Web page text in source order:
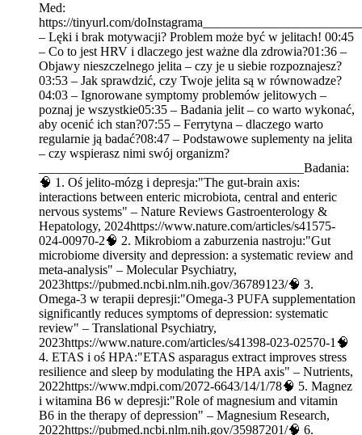
Med:
https://tinyurl.com/
– Lęki i brak motywacji? Problem może być w jelitach! 00:45
– Co to jest HRV i dlaczego jest ważne dla zdrowia?01:36 –
Objawy nieszczelnego jelita – czy je u siebie rozpoznajesz?
03:53 – Jak sprawdzić, czy Twoje jelita są w równowadze?
04:03 – Ignorowane symptomy problemów jelitowych –
poznaj je wszystkie05:35 – Badania jelit – co warto wykonać,
aby ocenić ich stan?07:55 – Ferrytyna – dlaczego warto
regularnie ją badać?08:47 – Podstawowe suplementy na jelita
– czy wspierasz nimi swój organizm?
_________________________________________Badania:
🧠 1. Oś jelito-mózg i depresja:"The gut-brain axis:
interactions between enteric microbiota, central and enteric
nervous systems" – Nature Reviews Gastroenterology &
Hepatology, 2024https://www.nature.com/articles/s41575-
024-00970-2🧠 2. Mikrobiom a zaburzenia nastroju:"Gut
microbiome diversity and depression: a systematic review and
meta-analysis" – Molecular Psychiatry,
2023https://pubmed.ncbi.nlm.nih.gov/36789123/🧠 3.
Omega-3 w terapii depresji:"Omega-3 PUFA supplementation
significantly reduces symptoms of depression: systematic
review" – Translational Psychiatry,
2023https://www.nature.com/articles/s41398-023-02570-1🧠
4. ETAS i oś HPA:"ETAS asparagus extract improves stress
resilience and sleep by modulating the HPA axis" – Nutrients,
2022https://www.mdpi.com/2072-6643/14/1/78🧠 5. Magnez
i witamina B6 w depresji:"Role of magnesium and vitamin
B6 in the therapy of depression" – Magnesium Research,
2022https://pubmed.ncbi.nlm.nih.gov/35987201/🧠 6.